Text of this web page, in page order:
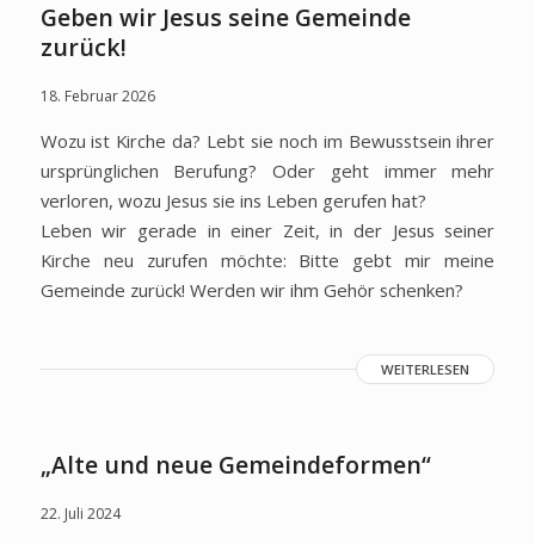
Geben wir Jesus seine Gemeinde
zurück!
18. Februar 2026
Wozu ist Kirche da? Lebt sie noch im Bewusstsein ihrer
ursprünglichen Berufung? Oder geht immer mehr
verloren, wozu Jesus sie ins Leben gerufen hat?
Leben wir gerade in einer Zeit, in der Jesus seiner
Kirche neu zurufen möchte: Bitte gebt mir meine
Gemeinde zurück! Werden wir ihm Gehör schenken?
WEITERLESEN
„Alte und neue Gemeindeformen“
22. Juli 2024